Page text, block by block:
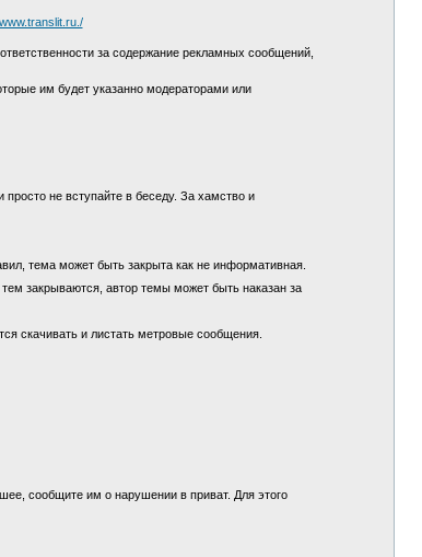
за содержание рекламных сообщений,
им будет указанно модераторами или
не вступайте в беседу. За хамство и
тема может быть закрыта как не информативная.
закрываются, автор темы может быть наказан за
скачивать и листать метровые сообщения.
сообщите им о нарушении в приват. Для этого